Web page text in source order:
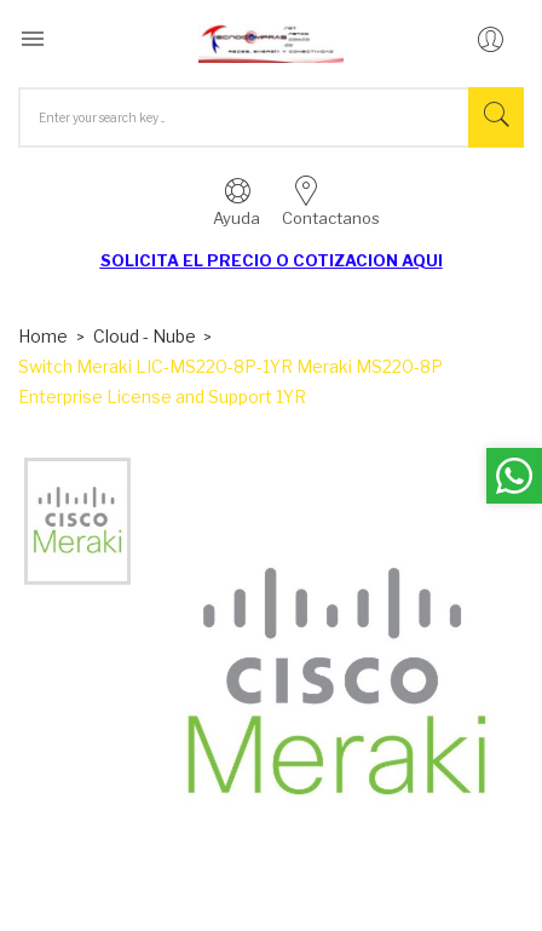

Ayuda Contactanos
SOLICITA EL PRECIO O COTIZACION AQUI
Home
Cloud - Nube
Switch Meraki LIC-MS220-8P-1YR Meraki MS220-8P
Enterprise License and Support 1YR